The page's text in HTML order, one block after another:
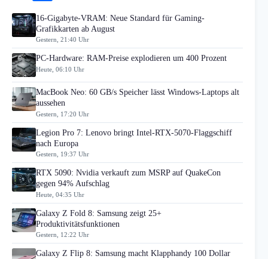
16-Gigabyte-VRAM: Neue Standard für Gaming-
Grafikkarten ab August
Gestern, 21:40 Uhr
PC-Hardware: RAM-Preise explodieren um 400 Prozent
Heute, 06:10 Uhr
MacBook Neo: 60 GB/s Speicher lässt Windows-Laptops alt
aussehen
Gestern, 17:20 Uhr
Legion Pro 7: Lenovo bringt Intel-RTX-5070-Flaggschiff
nach Europa
Gestern, 19:37 Uhr
RTX 5090: Nvidia verkauft zum MSRP auf QuakeCon
gegen 94% Aufschlag
Heute, 04:35 Uhr
Galaxy Z Fold 8: Samsung zeigt 25+
Produktivitätsfunktionen
Gestern, 12:22 Uhr
Galaxy Z Flip 8: Samsung macht Klapphandy 100 Dollar